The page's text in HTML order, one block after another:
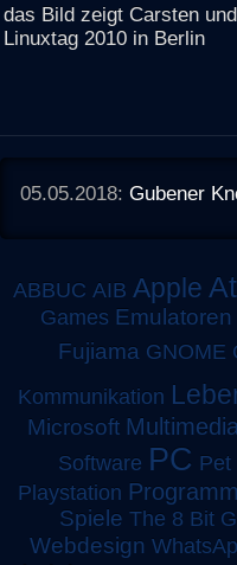
das Bild zeigt Carsten
Linuxtag 2010 in Berlin
05.05.2018:Gubener
ABBUC AIB Apple
Games Emulatoren
Fujiama GNOME
Kommunikation
Microsoft Multimedia
Software PC Pet
Playstation
Spiele The 8 Bit
Webdesign